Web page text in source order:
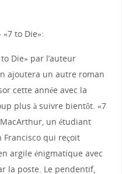
to Die»:
Die» par l’auteur
ajoutera un autre roman
cette année avec la
plus à suivre bientôt. «7
un étudiant
qui reçoit
argile énigmatique avec
la poste. Le pendentif,